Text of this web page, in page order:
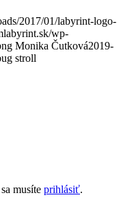
2017/01/labyrint-logo-
wp-
Monika Čutková2019-
stroll
musíte prihlásiť.